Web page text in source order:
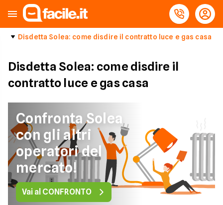
Disdetta Solea: come disdire il contratto luce e gas casa
Disdetta Solea: come disdire il
contratto luce e gas casa
Confronta Solea
con gli altri
operatori del
mercato!
Vai al CONFRONTO